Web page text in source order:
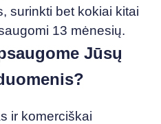
surinkti bet kokiai kitai
13 mėnesių.
Jūsų
ir komerciškai